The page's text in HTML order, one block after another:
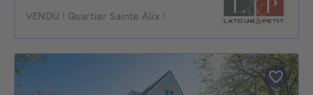
VENDU ! Quartier Sainte Alix !